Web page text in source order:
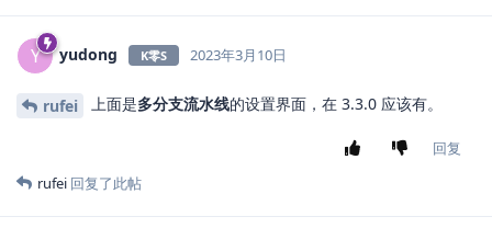
Y yudong K零S 2023年3月10日
rufei 上面是多分支流水线的设置界面，在 3.3.0 应该有。
回复
rufei 回复了此帖